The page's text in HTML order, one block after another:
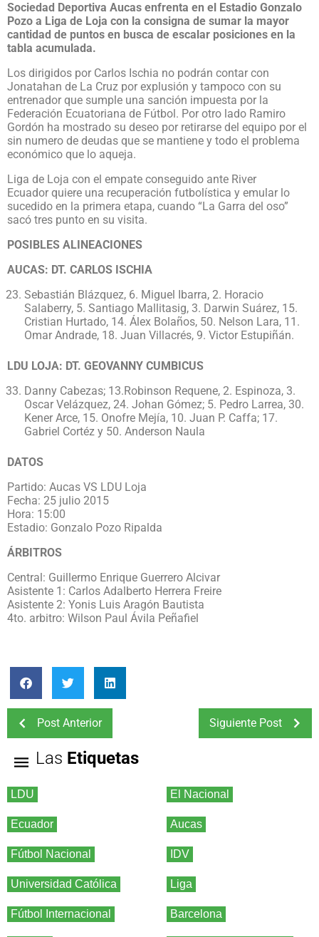
Sociedad Deportiva Aucas enfrenta en el Estadio Gonzalo
Pozo a Liga de Loja con la consigna de sumar la mayor
cantidad de puntos en busca de escalar posiciones en la
tabla acumulada.
Los dirigidos por Carlos Ischia no podrán contar con
Jonatahan de La Cruz por explusión y tampoco con su
entrenador que sumple una sanción impuesta por la
Federación Ecuatoriana de Fútbol. Por otro lado Ramiro
Gordón ha mostrado su deseo por retirarse del equipo por el
sin numero de deudas que se mantiene y todo el problema
económico que lo aqueja.
Liga de Loja con el empate conseguido ante River
Ecuador quiere una recuperación futbolística y emular lo
sucedido en la primera etapa, cuando “La Garra del oso”
sacó tres punto en su visita.
POSIBLES ALINEACIONES
AUCAS: DT. CARLOS ISCHIA
Sebastián Blázquez, 6. Miguel Ibarra, 2. Horacio
Salaberry, 5. Santiago Mallitasig, 3. Darwin Suárez, 15.
Cristian Hurtado, 14. Álex Bolaños, 50. Nelson Lara, 11.
Omar Andrade, 18. Juan Villacrés, 9. Victor Estupiñán.
LDU LOJA: DT. GEOVANNY CUMBICUS
Danny Cabezas; 13.Robinson Requene, 2. Espinoza, 3.
Oscar Velázquez, 24. Johan Gómez; 5. Pedro Larrea, 30.
Kener Arce, 15. Onofre Mejía, 10. Juan P. Caffa; 17.
Gabriel Cortéz y 50. Anderson Naula
DATOS
Partido: Aucas VS LDU Loja
Fecha: 25 julio 2015
Hora: 15:00
Estadio: Gonzalo Pozo Ripalda
ÁRBITROS
Central: Guillermo Enrique Guerrero Alcivar
Asistente 1: Carlos Adalberto Herrera Freire
Asistente 2: Yonis Luis Aragón Bautista
4to. arbitro: Wilson Paul Ávila Peñafiel
Post Anterior Siguiente Post
Las Etiquetas
LDU El Nacional
Ecuador Aucas
Fútbol Nacional IDV
Universidad Católica Liga
Fútbol Internacional Barcelona